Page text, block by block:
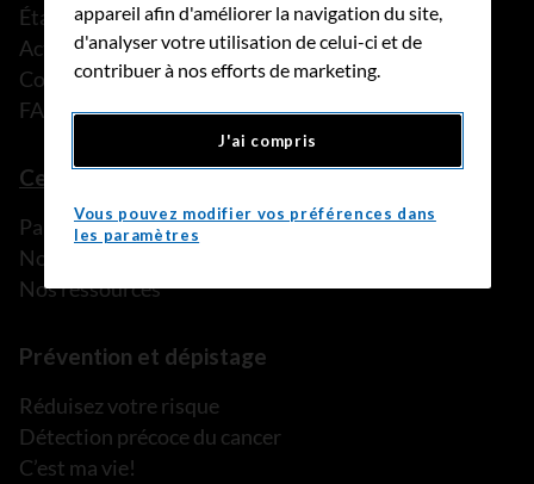
États financiers
Actualités
Communiqués de presse
FAQ
Ce que nous pouvons faire
Parler à une personne de confiance
Nos programmes et services
Nos ressources
Prévention et dépistage
Réduisez votre risque
Détection précoce du cancer
C’est ma vie!
appareil afin d'améliorer la navigation du site,
d'analyser votre utilisation de celui-ci et de
contribuer à nos efforts de marketing.
J'ai compris
Vous pouvez modifier vos préférences dans
les paramètres